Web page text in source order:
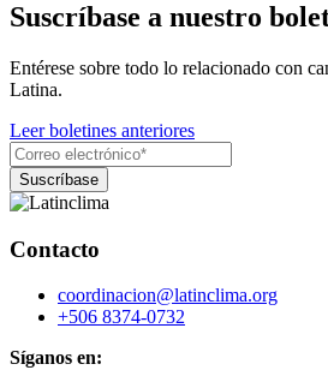
Suscríbase a nuestro
Entérese sobre todo lo relacionado con
Latina.
Leer boletines anteriores
Contacto
coordinacion@latinclima.org
+506 8374-0732
Síganos en: